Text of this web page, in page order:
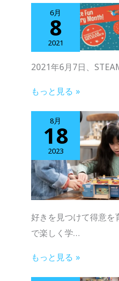
6月
8
2021
2021年6⽉7⽇、
もっと見る »
8月
18
2023
好きを見つけて得意を
で楽しく学…
もっと見る »